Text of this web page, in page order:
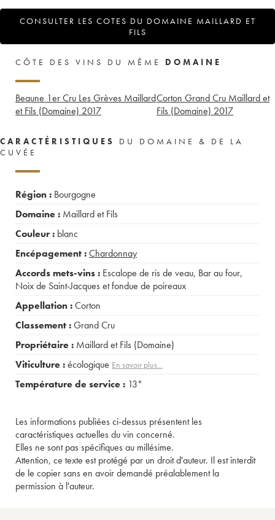
CONSULTER LES COTES DU DOMAINE MAILLARD ET
FILS
CÔTE DES VINS DU MÊME DOMAINE
Beaune 1er Cru Les Grèves Maillard
et Fils (Domaine) 2017
Corton Grand Cru Maillard et
Fils (Domaine) 2017
CARACTÉRISTIQUES
DU DOMAINE & DE LA
CUVÉE
Région : Bourgogne
Domaine : Maillard et Fils
Couleur : blanc
Encépagement :Chardonnay
Accords mets-vins : Escalope de ris de veau, Bar au four,
Noix de Saint-Jacques et fondue de poireaux
Appellation :Corton
Classement :Grand Cru
Propriétaire : Maillard et Fils (Domaine)
Viticulture :écologique En savoir plus...
Température de service : 13°
Les informations publiées ci-dessus présentent les
caractéristiques actuelles du vin concerné.
Elles ne sont pas spécifiques au millésime.
Attention, ce texte est protégé par un droit d'auteur. Il est interdit
de le copier sans en avoir demandé préalablement la
permission à l'auteur.